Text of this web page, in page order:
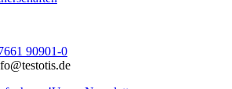
90901-0